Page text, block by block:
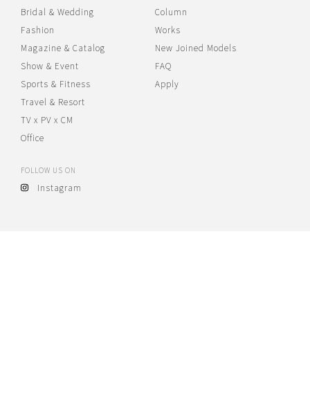
Bridal & Wedding
Fashion
Magazine & Catalog
Show & Event
Sports & Fitness
Travel & Resort
TV x PV x CM
Office
Column
Works
New Joined Models
FAQ
Apply
FOLLOW US ON
Instagram